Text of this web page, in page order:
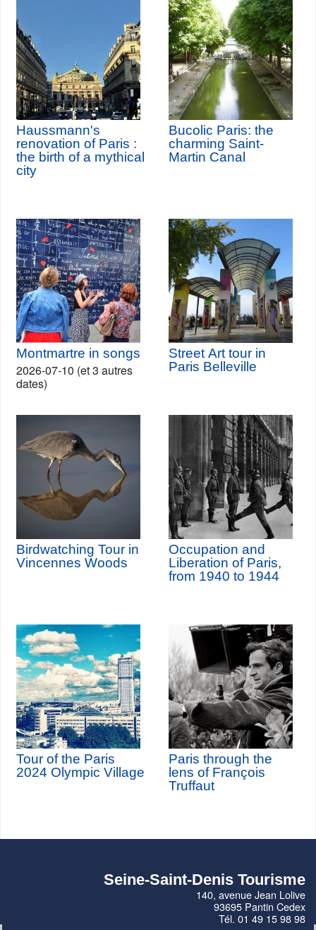
Haussmann's
renovation of Paris :
the birth of a mythical
city
Bucolic Paris: the
charming Saint-
Martin Canal
Montmartre in songs
2026-07-10 (et 3 autres
dates)
Street Art tour in
Paris Belleville
Birdwatching Tour in
Vincennes Woods
Occupation and
Liberation of Paris,
from 1940 to 1944
Tour of the Paris
2024 Olympic Village
Paris through the
lens of François
Truffaut
Seine-Saint-Denis Tourisme
140, avenue Jean Lolive
93695 Pantin Cedex
Tél. 01 49 15 98 98